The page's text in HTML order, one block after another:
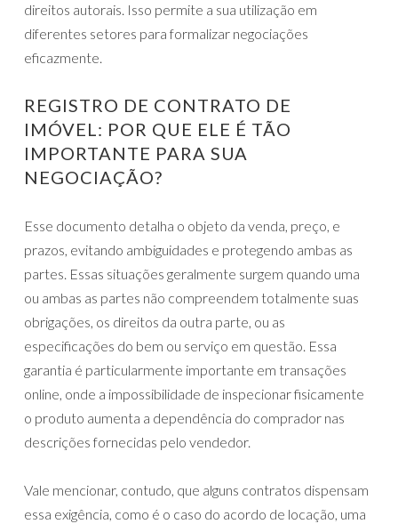
direitos autorais. Isso permite a sua utilização em
diferentes setores para formalizar negociações
eficazmente.
REGISTRO DE CONTRATO DE
IMÓVEL: POR QUE ELE É TÃO
IMPORTANTE PARA SUA
NEGOCIAÇÃO?
Esse documento detalha o objeto da venda, preço, e
prazos, evitando ambiguidades e protegendo ambas as
partes. Essas situações geralmente surgem quando uma
ou ambas as partes não compreendem totalmente suas
obrigações, os direitos da outra parte, ou as
especificações do bem ou serviço em questão. Essa
garantia é particularmente importante em transações
online, onde a impossibilidade de inspecionar fisicamente
o produto aumenta a dependência do comprador nas
descrições fornecidas pelo vendedor.
Vale mencionar, contudo, que alguns contratos dispensam
essa exigência, como é o caso do acordo de locação, uma